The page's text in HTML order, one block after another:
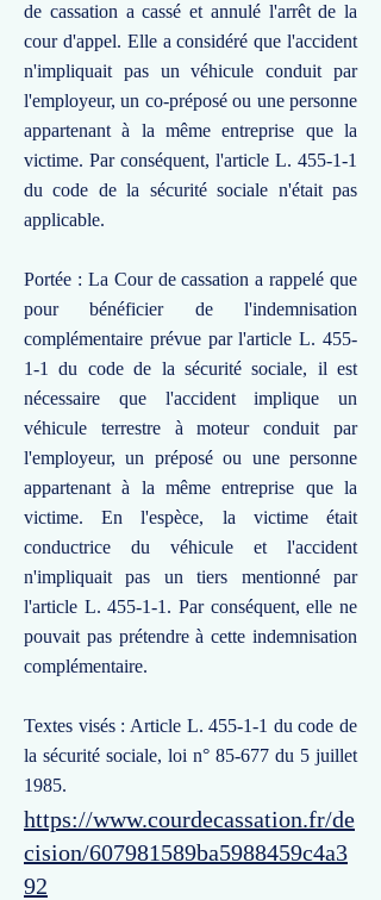
de cassation a cassé et annulé l'arrêt de la
cour d'appel. Elle a considéré que l'accident
n'impliquait pas un véhicule conduit par
l'employeur, un co-préposé ou une personne
appartenant à la même entreprise que la
victime. Par conséquent, l'article L. 455-1-1
du code de la sécurité sociale n'était pas
applicable.
Portée : La Cour de cassation a rappelé que
pour bénéficier de l'indemnisation
complémentaire prévue par l'article L. 455-
1-1 du code de la sécurité sociale, il est
nécessaire que l'accident implique un
véhicule terrestre à moteur conduit par
l'employeur, un préposé ou une personne
appartenant à la même entreprise que la
victime. En l'espèce, la victime était
conductrice du véhicule et l'accident
n'impliquait pas un tiers mentionné par
l'article L. 455-1-1. Par conséquent, elle ne
pouvait pas prétendre à cette indemnisation
complémentaire.
Textes visés : Article L. 455-1-1 du code de
la sécurité sociale, loi n° 85-677 du 5 juillet
1985.
https://www.courdecassation.fr/de
cision/607981589ba5988459c4a3
92